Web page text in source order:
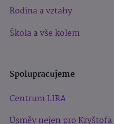
Rodina a vztahy
Škola a vše kolem
Spolupracujeme
Centrum LIRA
Úsměv nejen pro Kryštofa